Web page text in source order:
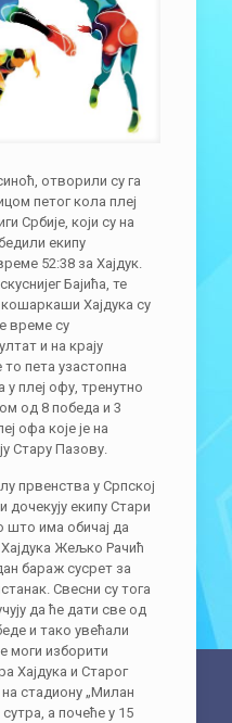
отворили су га
петог кола плеј
Србије, који су на
екипу
52:38 за Хајдук.
Бајића, те
Хајдука су
време су
и на крају
пета узастопна
плеј офу, тренутно
од 8 победа и 3
офа које је на
Стару Пазову.
првенства у Српској
дочекују екипу Стари
што има обичај да
Жељко Рачић
бараж сусрет за
Свесни су тога
да ће дати све од
и тако увећали
моги изборити
Хајдука и Старог
стадиону „Милан
а почеће у 15